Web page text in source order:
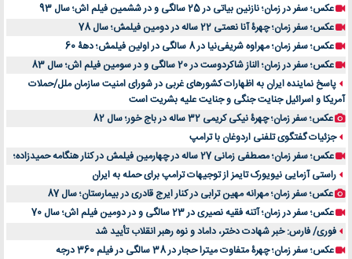
عکس؛ سفر در زمان؛ نازنین بیاتی در 25 سالگی و در ششمین فیلم اش؛ سال 93
عکس؛ سفر زمان؛ چهرۀ آنا نعمتی 22 ساله در دومین فیلمش؛ سال 78
عکس؛ سفر زمان؛ مهراوه شریفی‌نیا در 8 سالگی در اولین فیلمش؛ دهۀ 60
عکس؛ سفر در زمان؛ الناز شاکردوست در 20 سالگی و در سومین فیلم اش؛ سال 83
پاسخ نماینده ایران به اظهارات کشورهای غربی در شورای امنیت سازمان ملل/حملات
آمریکا و اسرائیل جنایت جنگی و جنایت علیه بشریت است
عکس؛ سفر زمان؛ چهرۀ نیکی کریمی 32 ساله در باج خور؛ سال 82
جزئیات گفتگوی تلفنی اردوغان با ترامپ
عکس؛ سفر زمان؛ مصطفی زمانی 27 ساله در چهارمین فیلمش در کنار هنگامه حمیدزاده؛
راستی آزمایی نیویورک تایمز از توجیهات ترامپ برای حمله به ایران
عکس؛ سفر زمان؛ مهرانه مهین ترابی در کنار ایرج قادری در بیمارستان؛ سال 87
عکس؛ سفر در زمان؛ آتنه فقیه نصیری در 23 سالگی و در دومین فیلم اش؛ سال 70
فوری/ فارس: خبر شهادت دختر، داماد و نوه رهبر انقلاب تأیید شد
عکس؛ سفر زمان؛ چهرۀ متفاوت میترا حجار در 38 سالگی در فیلم 360 درجه